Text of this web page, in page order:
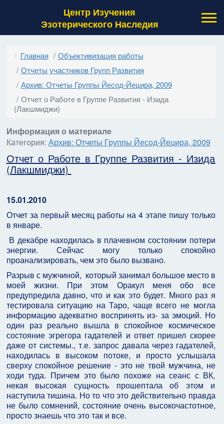
Центр Изучения
Эзотерического Наследия
Главная
Объективизация работы
Отчеты участников Групп Развития
Архив: Отчеты Группы Йесод-Йецира, 2009
Отчет о Работе в Группе Развития - Изида
(Лакшмиджи)
Информация о материале
Категория: Архив: Отчеты Группы Йесод-Йецира, 2009
Отчет о Работе в Группе Развития - Изида
(Лакшмиджи)
15.01.2010
Отчет за первый месяц работы на 4 этапе пишу только
в январе.
В декабре находилась в плачевном состоянии потери
энергии. Сейчас могу только спокойно
проанализировать, чем это было вызвано.
Разрыв с мужчиной, который занимал большое место в
моей жизни. При этом Оракул меня обо все
предупредила давно, что и как это будет. Много раз я
тестировала ситуацию на Таро, чаще всего не могла
информацию адекватно воспринять из- за эмоций. Но
один раз реально вышла в спокойное космическое
состояние эгрегора гадателей и ответ пришел скорее
даже от системы., т.е. запрос давала через гадателей,
находилась в высоком потоке, и просто услышала
сверху спокойное решение - это не твой мужчина, не
ходи туда. Причем это было похоже на сеанс с ВК,
некая высокая сущность прошептала об этом и
наступила тишина. Но то что это действительно правда
не было сомнений, состояние очень высокочастотное,
просто знаешь что это так и все.